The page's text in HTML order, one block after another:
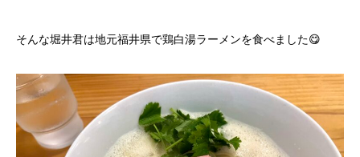
そんな堀井君は地元福井県で鶏白湯ラーメンを食べました😋